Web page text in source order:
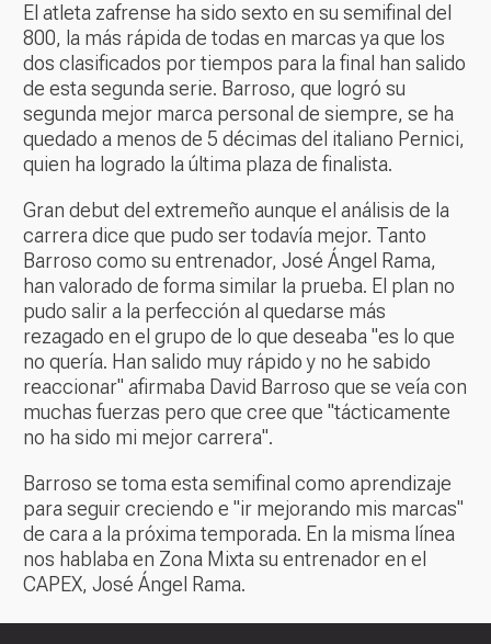
El atleta zafrense ha sido sexto en su semifinal del
800, la más rápida de todas en marcas ya que los
dos clasificados por tiempos para la final han salido
de esta segunda serie. Barroso, que logró su
segunda mejor marca personal de siempre, se ha
quedado a menos de 5 décimas del italiano Pernici,
quien ha logrado la última plaza de finalista.
Gran debut del extremeño aunque el análisis de la
carrera dice que pudo ser todavía mejor. Tanto
Barroso como su entrenador, José Ángel Rama,
han valorado de forma similar la prueba. El plan no
pudo salir a la perfección al quedarse más
rezagado en el grupo de lo que deseaba "es lo que
no quería. Han salido muy rápido y no he sabido
reaccionar" afirmaba David Barroso que se veía con
muchas fuerzas pero que cree que "tácticamente
no ha sido mi mejor carrera".
Barroso se toma esta semifinal como aprendizaje
para seguir creciendo e "ir mejorando mis marcas"
de cara a la próxima temporada. En la misma línea
nos hablaba en Zona Mixta su entrenador en el
CAPEX, José Ángel Rama.